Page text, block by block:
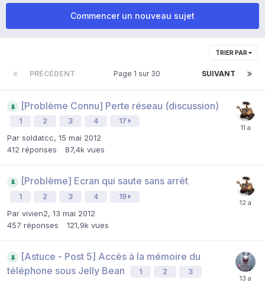
Commencer un nouveau sujet
TRIER PAR
PRÉCÉDENT SUIVANT
Page 1 sur 30
[Problème Connu] Perte réseau (discussion)
1 2 3 4 17
Par soldatcc, 15 mai 2012
412 réponses 87,4k vues
[Problème] Ecran qui saute sans arrêt
1 2 3 4 19
Par vivien2, 13 mai 2012
457 réponses 121,9k vues
[Astuce - Post 5] Accès à la mémoire du
téléphone sous Jelly Bean
1 2 3